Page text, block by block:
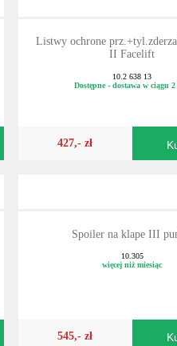
Listwy ochrone
II Facelift
10.2 638 13
Dostępne - dostawa w ciągu
427,- zł
Spoiler na klape III
10.305
więcej niż miesiąc
545,- zł